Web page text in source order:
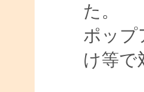
た。
ポップ
け等で